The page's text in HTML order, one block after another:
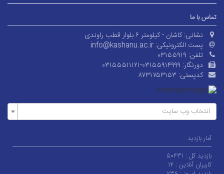
تماس با ما
نشانی: کاشان - کیلومتر ۶ بلوار قطب راوندی
پست الکترونیکی: info@kashanu.ac.ir
تلفن: ۰۳۱۵۵۹۱۹
دورنگار: ۰۳۱۵۵۵۱۱۱۲۱-۰۳۱۵۵۹۱۴۹۹۹
کدپستی: ۸۷۳۱۷۵۳۱۵۳
انتخاب وب سایت
آمار بازدید
بازدید کل : ۵۰۴۳۱
کاربران آنلاین : ۱۴